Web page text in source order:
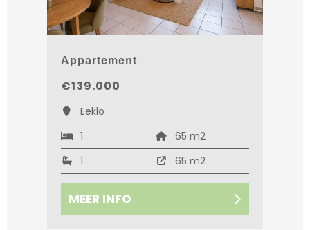
Appartement
€139.000
Eeklo
1
65 m2
1
65 m2
MEER INFO